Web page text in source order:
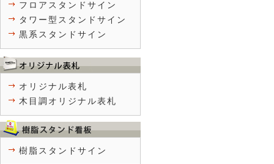
フロアスタンドサイン
タワー型スタンドサイン
黒系スタンドサイン
オリジナル表札
木目調オリジナル表札
樹脂スタンドサイン